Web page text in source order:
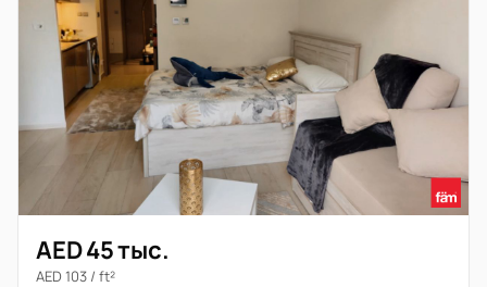
AED 45 тыс.
AED 103 / ft²